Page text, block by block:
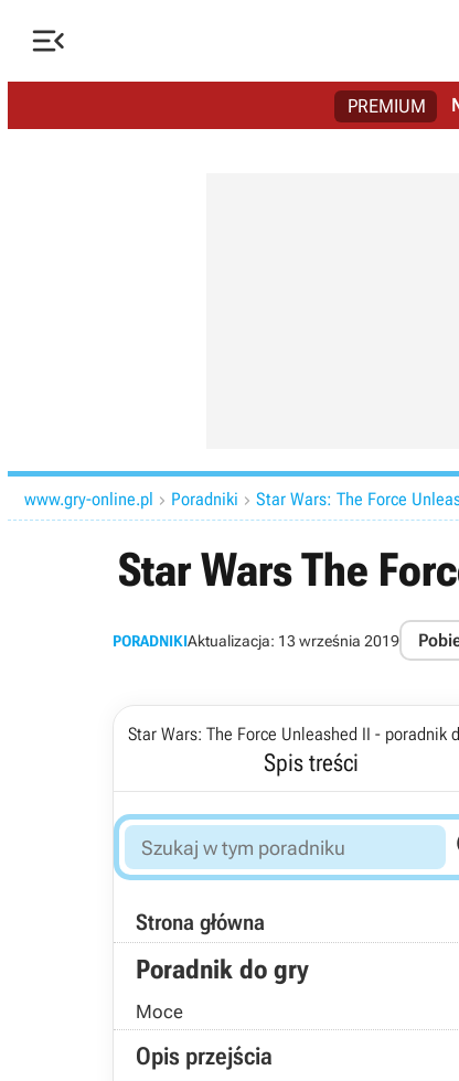

PREMIUM
www.gry-online.pl  Poradniki  Star Wars: The Force
Star Wars The
PORADNIKIAktualizacja: 13 września 2019
Star Wars: The Force Unleashed II - poradnik
Spis treści
Strona główna
Poradnik do gry
Moce
Opis przejścia